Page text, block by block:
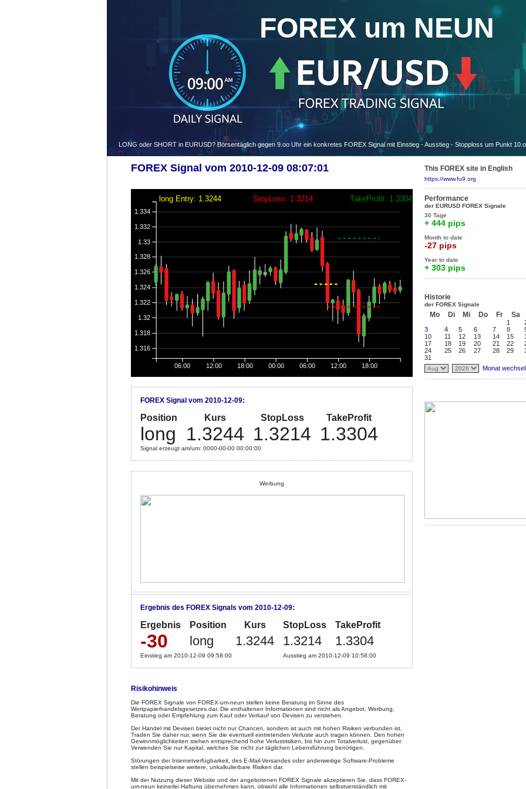
FOREX um NEUN
LONG oder SHORT in EURUSD? Börsentäglich gegen 9.oo Uhr ein konkretes FOREX Signal mit Einstieg - Ausstieg - Stopploss um Punkt
FOREX Signal vom 2010-12-09 08:07:01
06:00 12:00 18:00 00:00 06:00 12:00 18:00
1.316
1.318
1.32
1.322
1.324
1.326
1.328
1.33
1.332
1.334
long Entry: 1.3244 StopLoss: 1.3214 TakeProfit: 1.3304
FOREX Signal vom 2010-12-09:
Position Kurs StopLoss TakeProfit
long 1.3244 1.3214 1.3304
Signal erzeugt am/um: 0000-00-00 00:00:00
Werbung
Ergebnis des FOREX Signals vom 2010-12-09:
Ergebnis Position Kurs StopLoss TakeProfit
-30 long 1.3244 1.3214 1.3304
Einstieg am 2010-12-09 09:58:00 Ausstieg am 2010-12-09 10:58:00
Risikohinweis
Die FOREX Signale von FOREX-um-neun stellen keine Beratung im Sinne des
Wertpapierhandelsgesetzes dar. Die enthaltenen Informationen sind nicht als Angebot, Werbung,
Beratung oder Empfehlung zum Kauf oder Verkauf von Devisen zu verstehen.
Der Handel mit Devisen bietet nicht nur Chancen, sondern ist auch mit hohen Risiken verbunden ist.
Traden Sie daher nur, wenn Sie die eventuell eintretenden Verluste auch tragen können. Den hohen
Gewinnmöglichkeiten stehen entsprechend hohe Verlustrisiken, bis hin zum Totalverlust, gegenüber.
Verwenden Sie nur Kapital, welches Sie nicht zur täglichen Lebensführung benötigen.
Störungen der Internetverfügbarkeit, des E-Mail-Versandes oder anderweitige Software-Probleme
stellen beispielseise weitere, unkalkulierbare Risiken dar.
Mit der Nutzung dieser Website und der angebotenen FOREX Signale akzeptieren Sie, dass FOREX-
um-neun keinerlei Haftung übernehmen kann, obwohl alle Informationen selbstverständlich mit
This FOREX site in English
https://www.fu9.org
Performance
der EURUSD FOREX Signale
30 Tage
+ 444 pips
Month to date
-27 pips
Year to date
+ 303 pips
Historie
der FOREX Signale
Mo Di Mi Do Fr Sa
1
3
4 5 6 7 8
10
11 12 13 14 15
17
18 19 20 21 22
24
25 26 27 28 29
31
Monat